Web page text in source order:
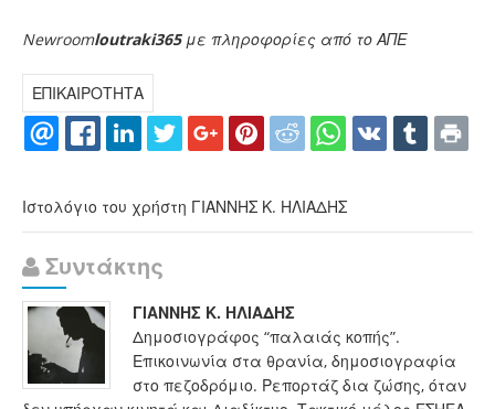
Newroomloutraki365με πληροφορίες από το ΑΠΕ
ΕΠΙΚΑΙΡΟΤΗΤΑ
Ιστολόγιο του χρήστη ΓΙΑΝΝΗΣ Κ. ΗΛΙΑΔΗΣ
Συντάκτης
ΓΙΑΝΝΗΣ Κ. ΗΛΙΑΔΗΣ
Δημοσιογράφος “παλαιάς κοπής”.
Επικοινωνία στα θρανία, δημοσιογραφία
στο πεζοδρόμιο. Ρεπορτάζ δια ζώσης, όταν